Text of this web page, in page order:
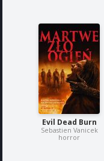
Evil Dead Burn
Sebastien Vanicek
horror